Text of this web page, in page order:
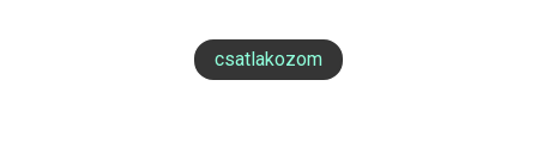
csatlakozom